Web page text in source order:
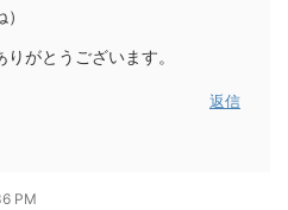
がとうございます。
返信
PM